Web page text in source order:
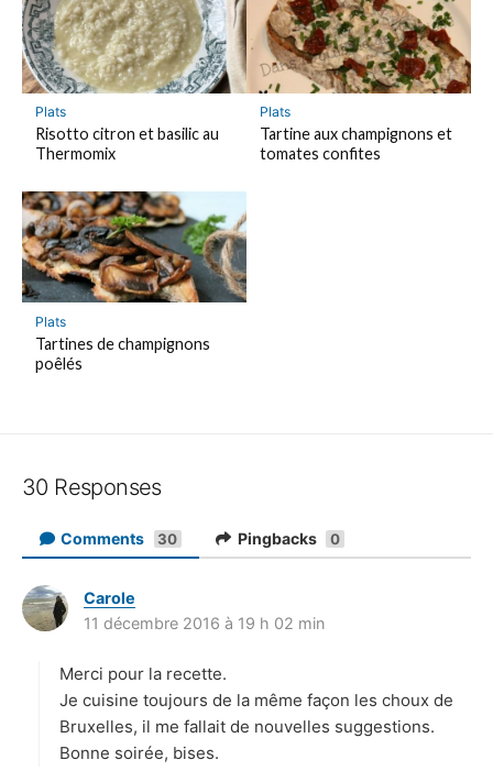
Plats
Risotto citron et basilic au
Thermomix
Plats
Tartine aux champignons et
tomates confites
Plats
Tartines de champignons
poêlés
30 Responses
Comments 30 Pingbacks 0
Carole
i
:
11 décembre 2016 à 19 h 02 min
Merci pour la recette.
Je cuisine toujours de la même façon les choux de
Bruxelles, il me fallait de nouvelles suggestions.
Bonne soirée, bises.